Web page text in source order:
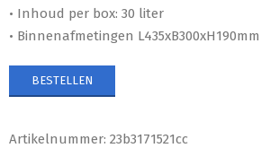
• Inhoud per box: 30 liter
• Binnenafmetingen L435xB300xH190mm
BESTELLEN
Artikelnummer: 23b3171521cc